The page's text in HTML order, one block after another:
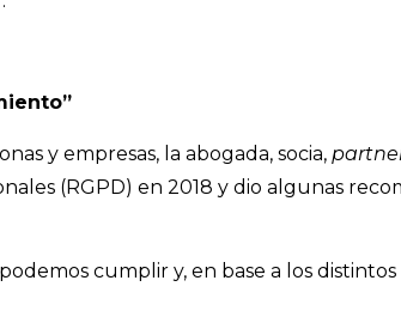
y empresas, la abogada, socia,
(RGPD) en 2018 y dio algunas
cumplir y, en base a los distintos